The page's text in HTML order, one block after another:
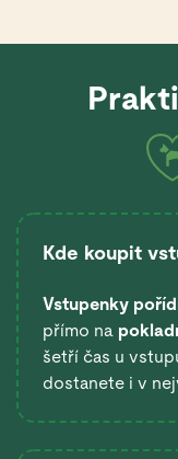
Kde koupit
Vstupenky
přímo na
šetří čas u
dostanete i v